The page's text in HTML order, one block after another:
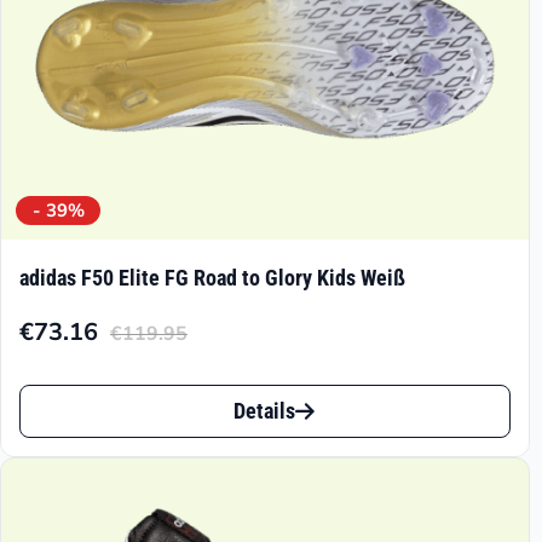
Produktseite
gewählt
werden
- 39%
adidas F50 Elite FG Road to Glory Kids Weiß
€119.95
Ursprünglicher
Preis
€119.95
€73.16
Aktueller
Preis
€73.16.
Dieses
Produkt
Details